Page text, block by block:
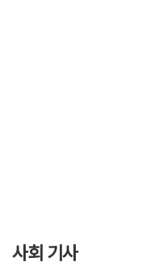
사회 기사